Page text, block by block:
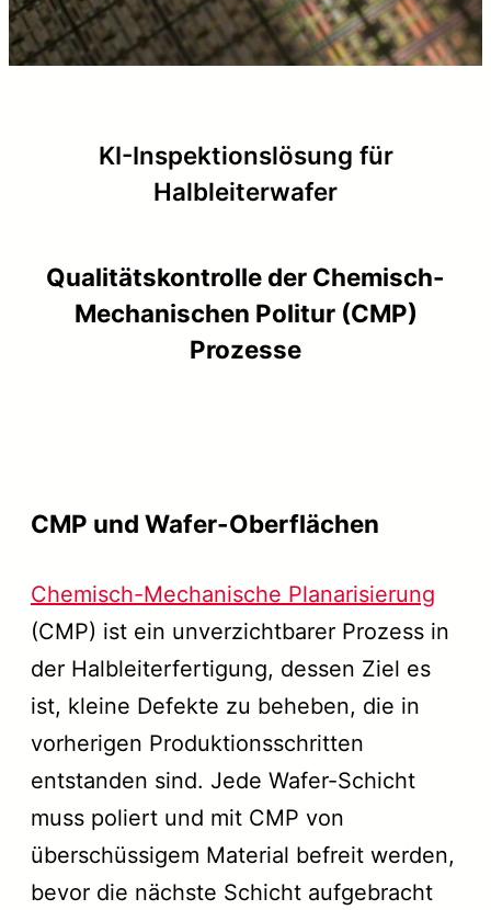
KI-Inspektionslösung für
Halbleiterwafer
Qualitätskontrolle der Chemisch-
Mechanischen Politur (CMP)
Prozesse
CMP und Wafer-Oberflächen
Chemisch-Mechanische Planarisierung
(CMP) ist ein unverzichtbarer Prozess in
der Halbleiterfertigung, dessen Ziel es
ist, kleine Defekte zu beheben, die in
vorherigen Produktionsschritten
entstanden sind. Jede Wafer-Schicht
muss poliert und mit CMP von
überschüssigem Material befreit werden,
bevor die nächste Schicht aufgebracht